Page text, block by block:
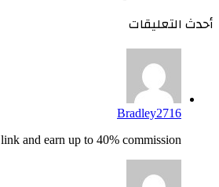
أحدث التعليقات
Bradley2716
and earn up to 40% commission!...